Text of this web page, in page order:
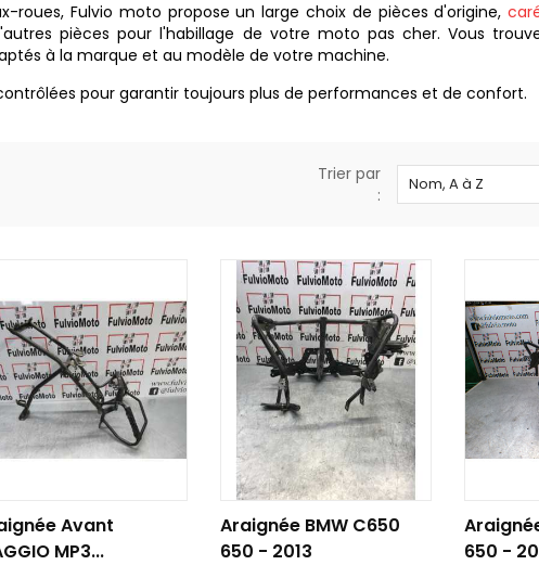
roues, Fulvio moto propose un large choix de pièces d'origine,
pièces pour l'habillage de votre moto pas cher. Vous
à la marque et au modèle de votre machine.
pour garantir toujours plus de performances et de confort.
Trier par
:
Nom, A à Z
Avant
MP3...
AJOUTER AU PANIER
Araignée BMW C650
650 - 2013
650 -